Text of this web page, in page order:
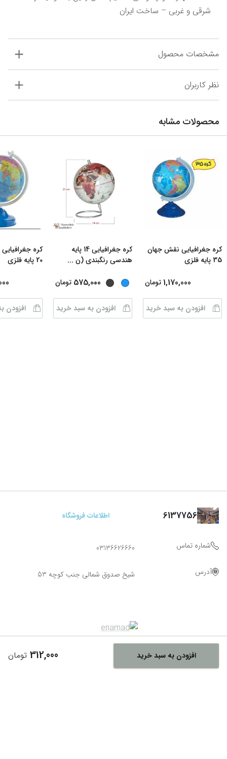
شرقی و غربی – ساخت ایران
مشخصات محصول
نظر کاربران
محصولات مشابه
کره جغرافیایی نقش جهان
35 پایه فلزی
1,170,000 تومان
افزودن به سبد خرید
کره جغرافیایی 14 پایه
هندسی رنگبندی (ن ...
...
575,000 تومان
افزودن به سبد خرید
کره
20 پایه فلزی
افزودن
افزودن به سبد خرید 312,000 تومان
6137756 اطلاعات فروشگاه
شماره تماس 03136626660
آدرس شیخ صدوق شمالی جنب کوچه 53